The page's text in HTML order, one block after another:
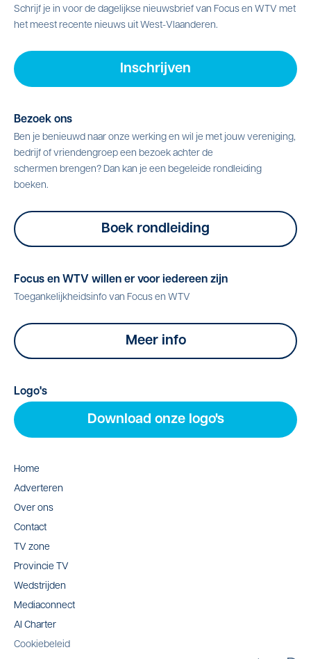
Schrijf je in voor de dagelijkse nieuwsbrief van Focus en WTV met
het meest recente nieuws uit West-Vlaanderen.
Inschrijven
Bezoek ons
Ben je benieuwd naar onze werking en wil je met jouw vereniging,
bedrijf of vriendengroep een bezoek achter de
schermen brengen? Dan kan je een begeleide rondleiding
boeken.
Boek rondleiding
Focus en WTV willen er voor iedereen zijn
Toegankelijkheidsinfo van Focus en WTV
Meer info
Logo's
Download onze logo's
Home
Adverteren
Over ons
Contact
TV zone
Provincie TV
Wedstrijden
Mediaconnect
AI Charter
Cookiebeleid